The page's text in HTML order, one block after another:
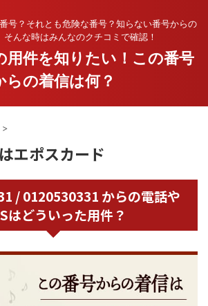
号？それとも危険な番号？知らない番号からの
そんな時はみんなのクチコミで確認！
用件を知りたい！この番号
らの着信は何？
>
エポスカード
/ 0120530331 からの電話や
はどういった用件？